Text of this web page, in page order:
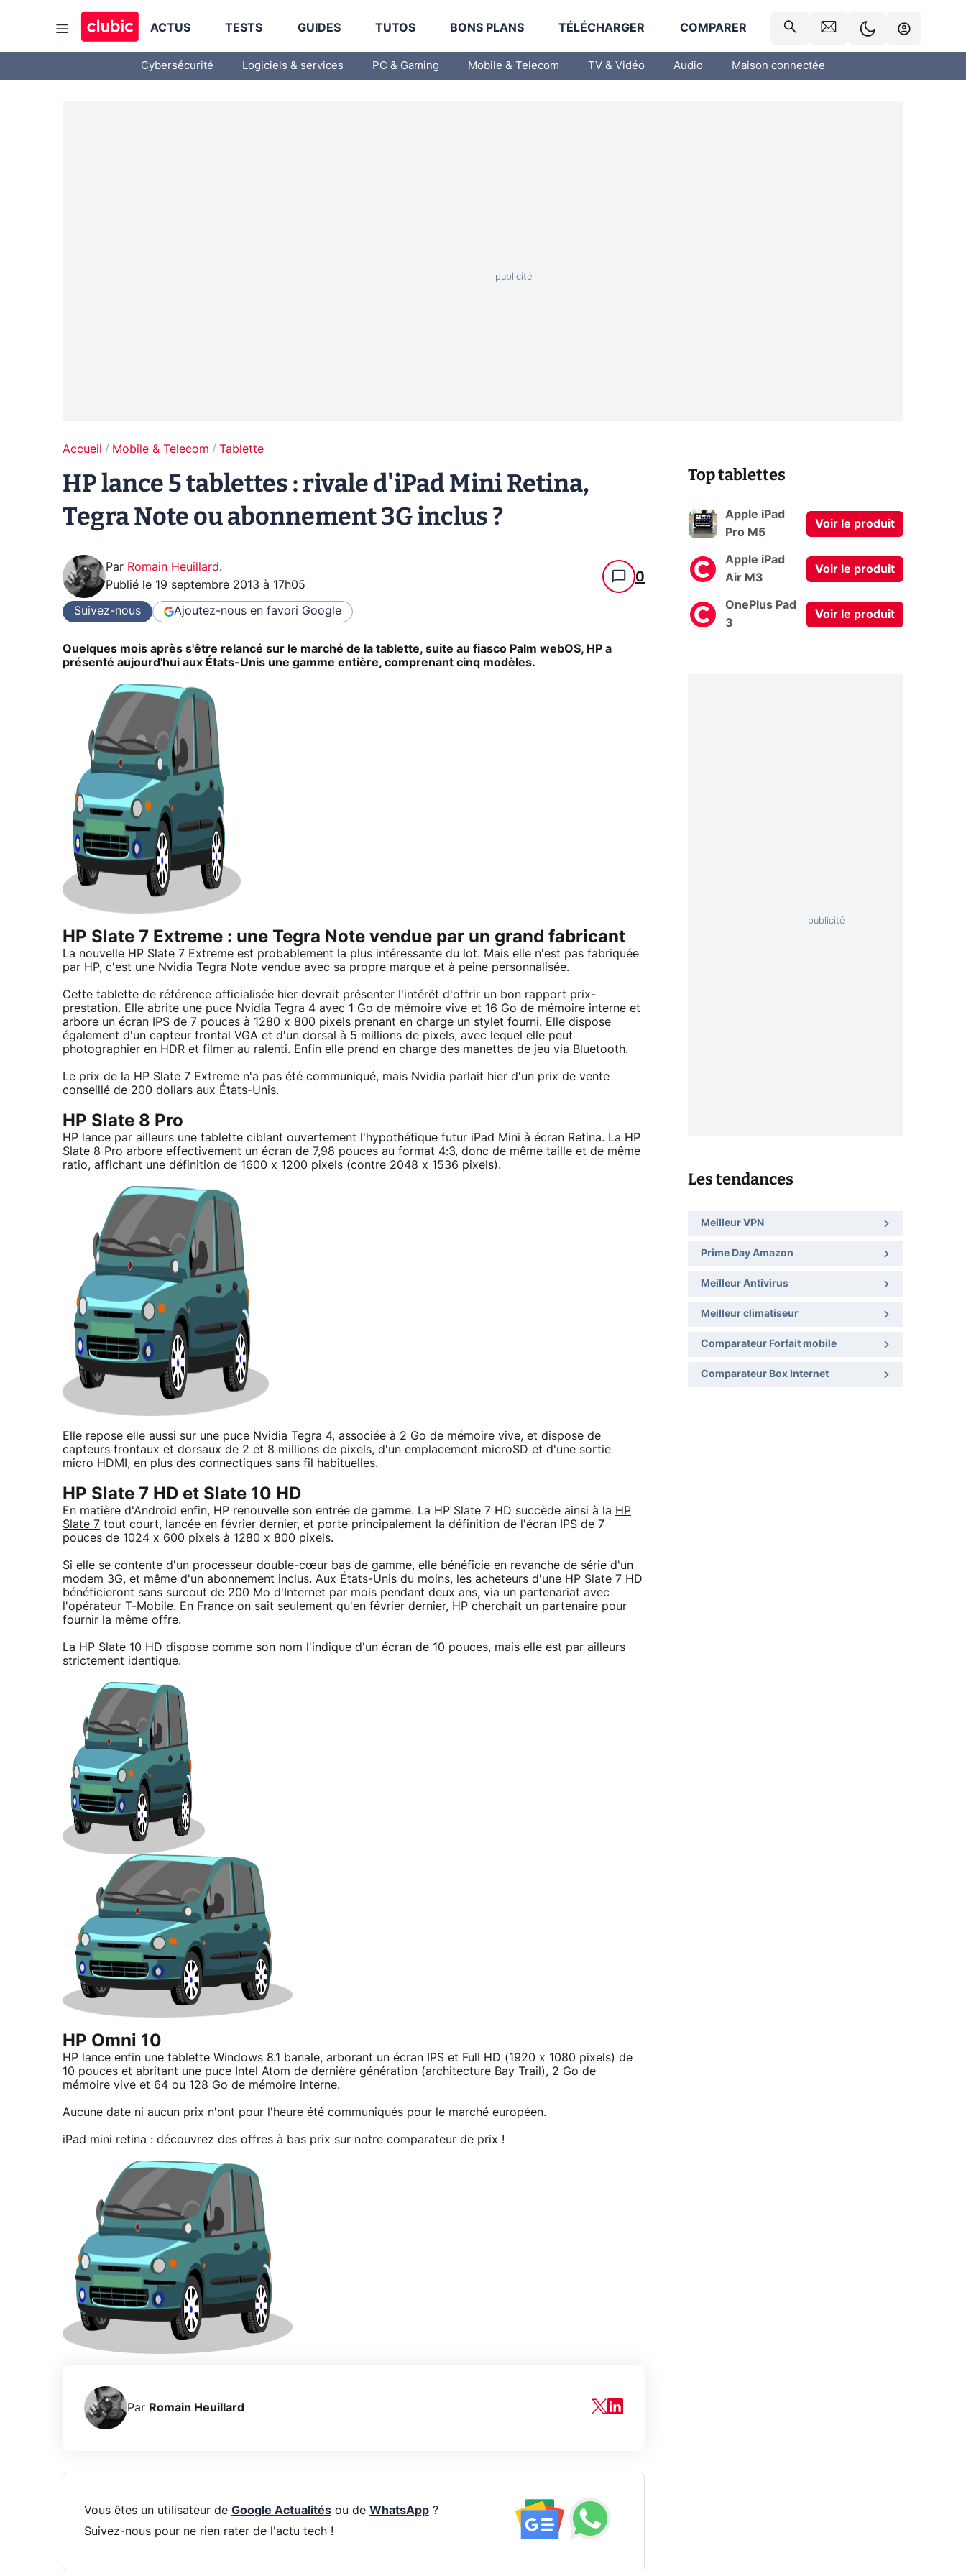
ACTUS TESTS GUIDES TUTOS BONS PLANS TÉLÉCHARGER COMPARER
Cybersécurité Logiciels & services PC & Gaming Mobile & Telecom TV & Vidéo Audio Maison connectée
Accueil Mobile & Telecom Tablette
HP lance 5 tablettes : rivale d'iPad Mini Retina,
Tegra Note ou abonnement 3G inclus ?
Par Romain Heuillard.
Publié le 19 septembre 2013 à 17h05 0
Suivez-nous Ajoutez-nous en favori Google
Quelques mois après s'être relancé sur le marché de la tablette, suite au fiasco Palm webOS, HP a
présenté aujourd'hui aux États-Unis une gamme entière, comprenant cinq modèles.
HP Slate 7 Extreme : une Tegra Note vendue par un grand fabricant
La nouvelle HP Slate 7 Extreme est probablement la plus intéressante du lot. Mais elle n'est pas fabriquée
par HP, c'est une Nvidia Tegra Note vendue avec sa propre marque et à peine personnalisée.
Cette tablette de référence officialisée hier devrait présenter l'intérêt d'offrir un bon rapport prix-
prestation. Elle abrite une puce Nvidia Tegra 4 avec 1 Go de mémoire vive et 16 Go de mémoire interne et
arbore un écran IPS de 7 pouces à 1280 x 800 pixels prenant en charge un stylet fourni. Elle dispose
également d'un capteur frontal VGA et d'un dorsal à 5 millions de pixels, avec lequel elle peut
photographier en HDR et filmer au ralenti. Enfin elle prend en charge des manettes de jeu via Bluetooth.
Le prix de la HP Slate 7 Extreme n'a pas été communiqué, mais Nvidia parlait hier d'un prix de vente
conseillé de 200 dollars aux États-Unis.
HP Slate 8 Pro
HP lance par ailleurs une tablette ciblant ouvertement l'hypothétique futur iPad Mini à écran Retina. La HP
Slate 8 Pro arbore effectivement un écran de 7,98 pouces au format 4:3, donc de même taille et de même
ratio, affichant une définition de 1600 x 1200 pixels (contre 2048 x 1536 pixels).
Elle repose elle aussi sur une puce Nvidia Tegra 4, associée à 2 Go de mémoire vive, et dispose de
capteurs frontaux et dorsaux de 2 et 8 millions de pixels, d'un emplacement microSD et d'une sortie
micro HDMI, en plus des connectiques sans fil habituelles.
HP Slate 7 HD et Slate 10 HD
En matière d'Android enfin, HP renouvelle son entrée de gamme. La HP Slate 7 HD succède ainsi à la HP
Slate 7 tout court, lancée en février dernier, et porte principalement la définition de l'écran IPS de 7
pouces de 1024 x 600 pixels à 1280 x 800 pixels.
Si elle se contente d'un processeur double-cœur bas de gamme, elle bénéficie en revanche de série d'un
modem 3G, et même d'un abonnement inclus. Aux États-Unis du moins, les acheteurs d'une HP Slate 7 HD
bénéficieront sans surcout de 200 Mo d'Internet par mois pendant deux ans, via un partenariat avec
l'opérateur T-Mobile. En France on sait seulement qu'en février dernier, HP cherchait un partenaire pour
fournir la même offre.
La HP Slate 10 HD dispose comme son nom l'indique d'un écran de 10 pouces, mais elle est par ailleurs
strictement identique.
HP Omni 10
HP lance enfin une tablette Windows 8.1 banale, arborant un écran IPS et Full HD (1920 x 1080 pixels) de
10 pouces et abritant une puce Intel Atom de dernière génération (architecture Bay Trail), 2 Go de
mémoire vive et 64 ou 128 Go de mémoire interne.
Aucune date ni aucun prix n'ont pour l'heure été communiqués pour le marché européen.
iPad mini retina : découvrez des offres à bas prix sur notre comparateur de prix !
Par Romain Heuillard
Vous êtes un utilisateur de Google Actualitésou de WhatsApp?
Suivez-nous pour ne rien rater de l'actu tech !
Top tablettes
Apple iPad
Pro M5
Voir le produit
Apple iPad
Air M3
Voir le produit
OnePlus Pad
3
Voir le produit
Les tendances
Meilleur VPN
Prime Day Amazon
Meilleur Antivirus
Meilleur climatiseur
Comparateur Forfait mobile
Comparateur Box Internet